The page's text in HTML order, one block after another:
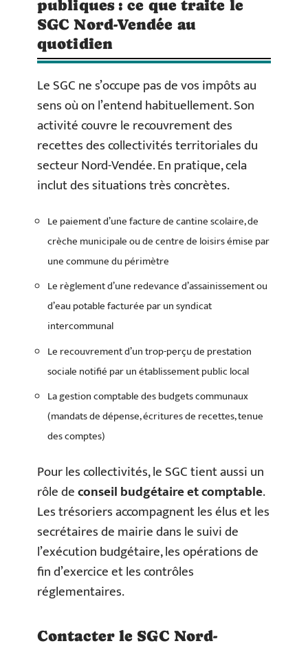
publiques : ce que traite le
SGC Nord-Vendée au
quotidien
Le SGC ne s’occupe pas de vos impôts au
sens où on l’entend habituellement. Son
activité couvre le recouvrement des
recettes des collectivités territoriales du
secteur Nord-Vendée. En pratique, cela
inclut des situations très concrètes.
Le paiement d’une facture de cantine scolaire, de
crèche municipale ou de centre de loisirs émise par
une commune du périmètre
Le règlement d’une redevance d’assainissement ou
d’eau potable facturée par un syndicat
intercommunal
Le recouvrement d’un trop-perçu de prestation
sociale notifié par un établissement public local
La gestion comptable des budgets communaux
(mandats de dépense, écritures de recettes, tenue
des comptes)
Pour les collectivités, le SGC tient aussi un
rôle deconseil budgétaire et comptable.
Les trésoriers accompagnent les élus et les
secrétaires de mairie dans le suivi de
l’exécution budgétaire, les opérations de
fin d’exercice et les contrôles
réglementaires.
Contacter le SGC Nord-